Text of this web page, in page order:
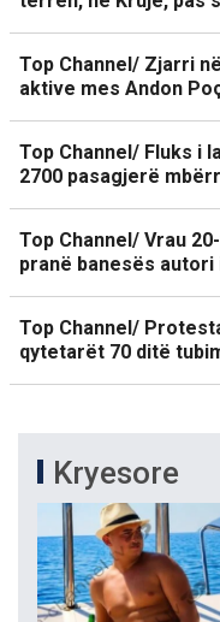
Top Channel/ Zjarri
aktive mes Andon
Top Channel/ Fluks i
2700 pasagjerë
Top Channel/ Vrau
pranë banesës
Top Channel/
qytetarët 70 ditë
Kryesore